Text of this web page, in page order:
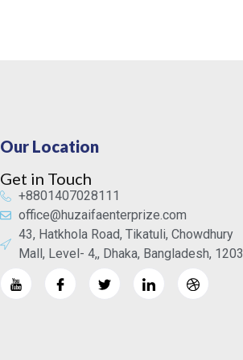
Our Location
Get in Touch
+8801407028111
office@huzaifaenterprize.com
43, Hatkhola Road, Tikatuli, Chowdhury
Mall, Level- 4,, Dhaka, Bangladesh, 1203